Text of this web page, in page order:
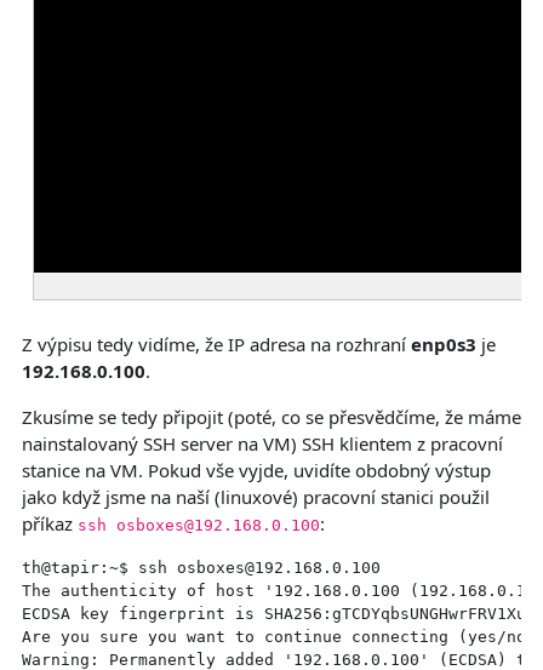
Z výpisu tedy vidíme, že IP adresa na rozhraní enp0s3 je
192.168.0.100.
Zkusíme se tedy připojit (poté, co se přesvědčíme, že máme
nainstalovaný SSH server na VM) SSH klientem z pracovní
stanice na VM. Pokud vše vyjde, uvidíte obdobný výstup
jako když jsme na naší (linuxové) pracovní stanici použil
příkaz ssh osboxes@192.168.0.100:
th@tapir:~$ ssh osboxes@192.168.0.100
The authenticity of host '192.168.0.100
ECDSA key fingerprint is
Are you sure you want to continue connecting (yes/
Warning: Permanently added '192.168.0.100'